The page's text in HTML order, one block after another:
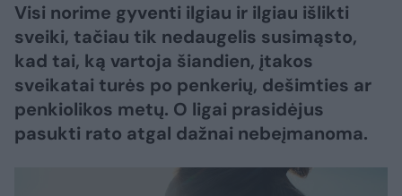
Visi norime gyventi ilgiau ir ilgiau išlikti
sveiki, tačiau tik nedaugelis susimąsto,
kad tai, ką vartoja šiandien, įtakos
sveikatai turės po penkerių, dešimties ar
penkiolikos metų. O ligai prasidėjus
pasukti rato atgal dažnai nebeįmanoma.